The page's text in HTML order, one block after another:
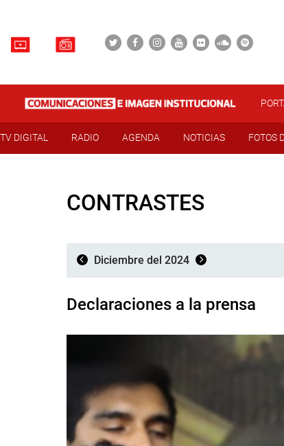
TV DIGITAL RADIO AGENDA NOTICIAS FOTOS
CONTRASTES
Diciembre del 2024
Declaraciones a la prensa